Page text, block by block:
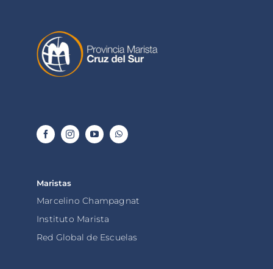
Maristas
Marcelino Champagnat
Instituto Marista
Red Global de Escuelas